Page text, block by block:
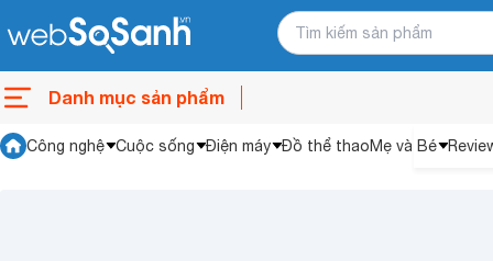
Danh mục sản phẩm
Công nghệ Cuộc sống Điện máy Đồ thể thaoMẹ và Bé